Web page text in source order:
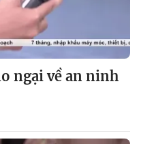
ngại về an ninh